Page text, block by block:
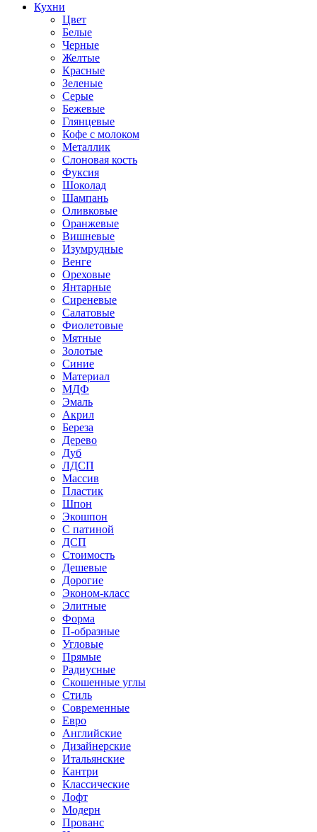
Кухни
Цвет
Белые
Черные
Желтые
Красные
Зеленые
Серые
Бежевые
Глянцевые
Кофе с молоком
Металлик
Слоновая кость
Фуксия
Шоколад
Шампань
Оливковые
Оранжевые
Вишневые
Изумрудные
Венге
Ореховые
Янтарные
Сиреневые
Салатовые
Фиолетовые
Мятные
Золотые
Синие
Материал
МДФ
Эмаль
Акрил
Береза
Дерево
Дуб
ЛДСП
Массив
Пластик
Шпон
Экошпон
С патиной
ДСП
Стоимость
Дешевые
Дорогие
Эконом-класс
Элитные
Форма
П-образные
Угловые
Прямые
Радиусные
Скошенные углы
Стиль
Современные
Евро
Английские
Дизайнерские
Итальянские
Кантри
Классические
Лофт
Модерн
Прованс